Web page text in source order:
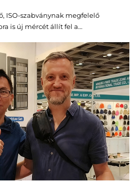
ISO-szabványnak megfelelő
is új mércét állít fel a
megoldásokat
hogy a magas